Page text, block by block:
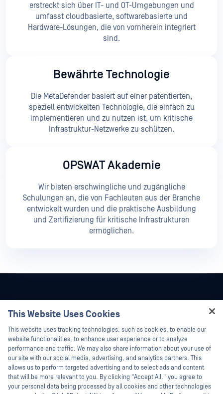
erstreckt sich über IT- und OT-Umgebungen und
umfasst cloudbasierte, softwarebasierte und
Hardware-Lösungen, die von vornherein integriert
sind.
Bewährte Technologie
Die MetaDefender basiert auf einer patentierten,
speziell entwickelten Technologie, die einfach zu
implementieren und zu nutzen ist, um kritische
Infrastruktur-Netzwerke zu schützen.
OPSWAT Akademie
Wir bieten erschwingliche und zugängliche
Schulungen an, die von Fachleuten aus der Branche
entwickelt wurden und die praktische Ausbildung
und Zertifizierung für kritische Infrastrukturen
ermöglichen.
This Website Uses Cookies
This website uses tracking technologies, such as cookies, to enable our
website functionalities, to enhance user experience or to analyze
performance and traffic. We may also share information about your use of
our site with our social media, advertising, and analytics partners. This
allows us to perform targeted advertising and to select ads and content
that will be more relevant to you. By clicking “Accept All,” you agree to
your personal data being processed by all cookies and other technologies
Hey there!
I'm Ozzy, your OPSWAT virtual assistant.
How can I help you secure what's critical
today?